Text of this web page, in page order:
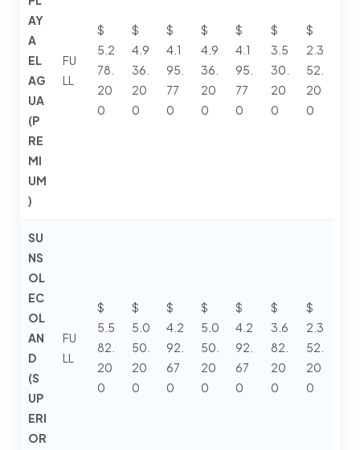
AY
A
EL
AG
UA
(P
RE
MI
UM
)
FU
LL
$
5.2
78.
20
0
$
4.9
36.
20
0
$
4.1
95.
77
0
$
4.9
36.
20
0
$
4.1
95.
77
0
$
3.5
30.
20
0
$
2.3
52.
20
0
SU
NS
OL
EC
OL
AN
D
(S
UP
ERI
OR
FU
LL
$
5.5
82.
20
0
$
5.0
50.
20
0
$
4.2
92.
67
0
$
5.0
50.
20
0
$
4.2
92.
67
0
$
3.6
82.
20
0
$
2.3
52.
20
0